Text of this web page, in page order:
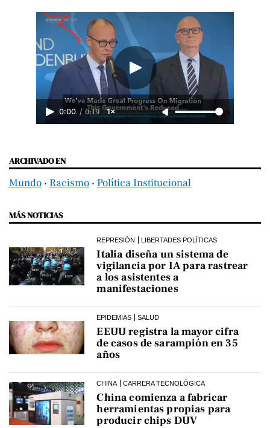
0:00 / 0:19 1×
ARCHIVADO EN
Mundo ‧ Racismo ‧ Política Institucional
MÁS NOTICIAS
REPRESIÓN LIBERTADES POLÍTICAS
Italia diseña un sistema de
vigilancia por IA para rastrear
a los asistentes a
manifestaciones
EPIDEMIAS SALUD
EEUU registra la mayor cifra
de casos de sarampión en 35
años
CHINA CARRERA TECNOLÓGICA
China comienza a fabricar
herramientas propias para
producir chips DUV